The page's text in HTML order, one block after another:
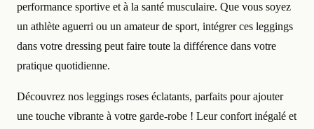
performance sportive et à la santé musculaire. Que vous soyez
un athlète aguerri ou un amateur de sport, intégrer ces leggings
dans votre dressing peut faire toute la différence dans votre
pratique quotidienne.
Découvrez nos leggings roses éclatants, parfaits pour ajouter
une touche vibrante à votre garde-robe ! Leur confort inégalé et